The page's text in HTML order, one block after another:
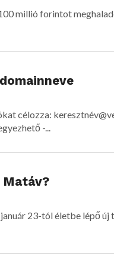
millió forintot
célozza:
-...
Matáv?
23-tól életbe lépő